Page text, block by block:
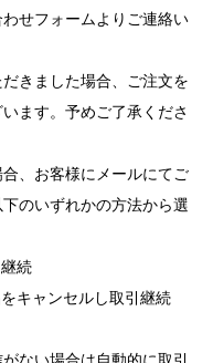
せフォームよりご連絡い
きました場合、ご注文を
ます。予めご了承くださ
、お客様にメールにてご
のいずれかの方法から選
続
キャンセルし取引継続